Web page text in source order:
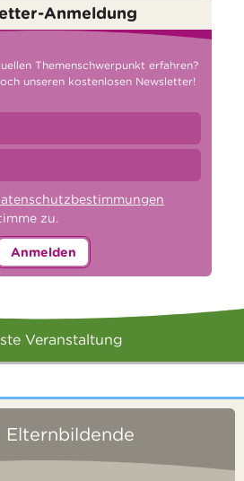
Anmeldung
Themenschwerpunkt erfahren?
unseren kostenlosen Newsletter!
zu.
Anmelden
Veranstaltung
Elternbildende